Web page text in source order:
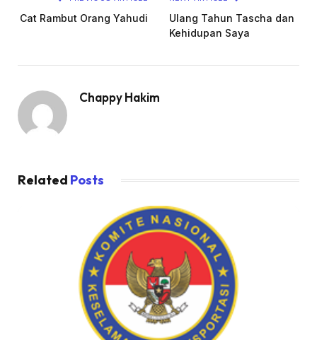
Cat Rambut Orang Yahudi
Ulang Tahun Tascha dan
Kehidupan Saya
Chappy Hakim
Related Posts